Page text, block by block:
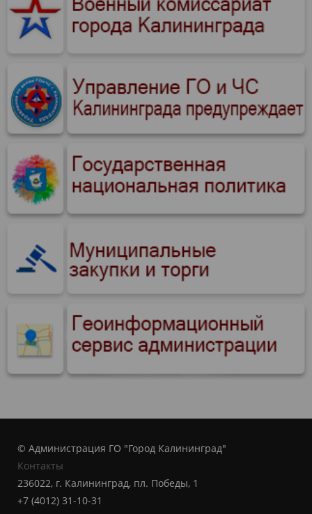
© Администрация ГО "Город Калининград"
Контакты
236022, г. Калининград, пл. Победы, 1
+7 (4012) 31-10-31